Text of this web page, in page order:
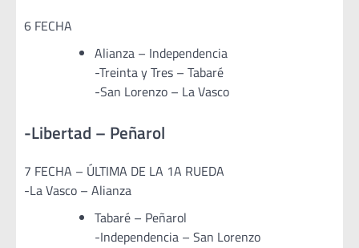
6 FECHA
Alianza – Independencia
-Treinta y Tres – Tabaré
-San Lorenzo – La Vasco
-Libertad – Peñarol
7 FECHA – ÚLTIMA DE LA 1A RUEDA
-La Vasco – Alianza
Tabaré – Peñarol
-Independencia – San Lorenzo